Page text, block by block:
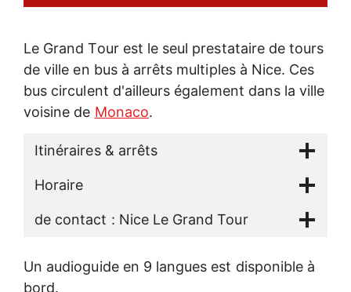
Le Grand Tour est le seul prestataire de tours
de ville en bus à arrêts multiples à Nice. Ces
bus circulent d'ailleurs également dans la ville
voisine de Monaco.
Itinéraires & arrêts
Horaire
de contact : Nice Le Grand Tour
Un audioguide en 9 langues est disponible à
bord.